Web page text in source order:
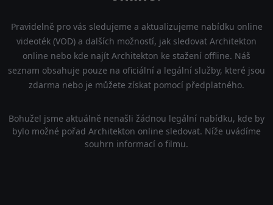
Pravidelně pro vás sledujeme a aktualizujeme nabídku online
videoték (VOD) a dalších možností, jak sledovat Architekton
online nebo kde najít Architekton ke stažení offline. Náš
seznam obsahuje pouze na oficiální a legální služby, které jsou
zdarma nebo je můžete získat pomocí předplatného.
Bohužel jsme aktuálně nenašli žádnou legální nabídku, kde by
bylo možné pořad Architekton online sledovat. Níže uvádíme
souhrn informací o filmu.